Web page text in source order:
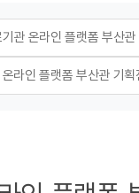
관 온라인 플랫폼 부산
라인 플랫폼 부산관 기